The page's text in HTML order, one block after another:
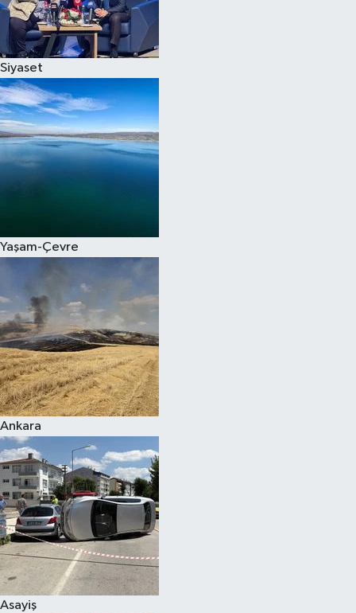
Siyaset
Yaşam-Çevre
Ankara
Asayiş
Spor
Çocuk
Eğitim
Kim kimdir?
Kültür Sanat
Sağlık
Siyaset
Teknoloji
Televizyon
Yaşam-Çevre